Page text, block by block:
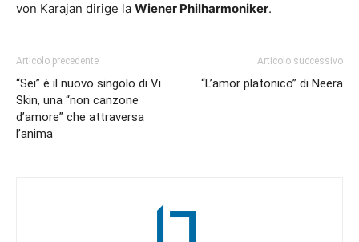
von Karajan dirige la Wiener Philharmoniker.
Articolo precedente
“Sei” è il nuovo singolo di Vi
Skin, una “non canzone
d’amore” che attraversa
l’anima
Articolo successivo
“L’amor platonico” di Neera